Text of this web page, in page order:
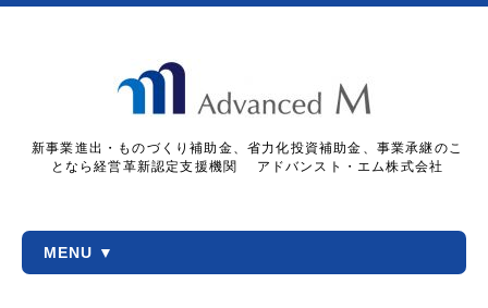
新事業進出・ものづくり補助金、省力化投資補助金、事業承継のこ
となら経営革新認定支援機関 アドバンスト・エム株式会社
MENU ▼